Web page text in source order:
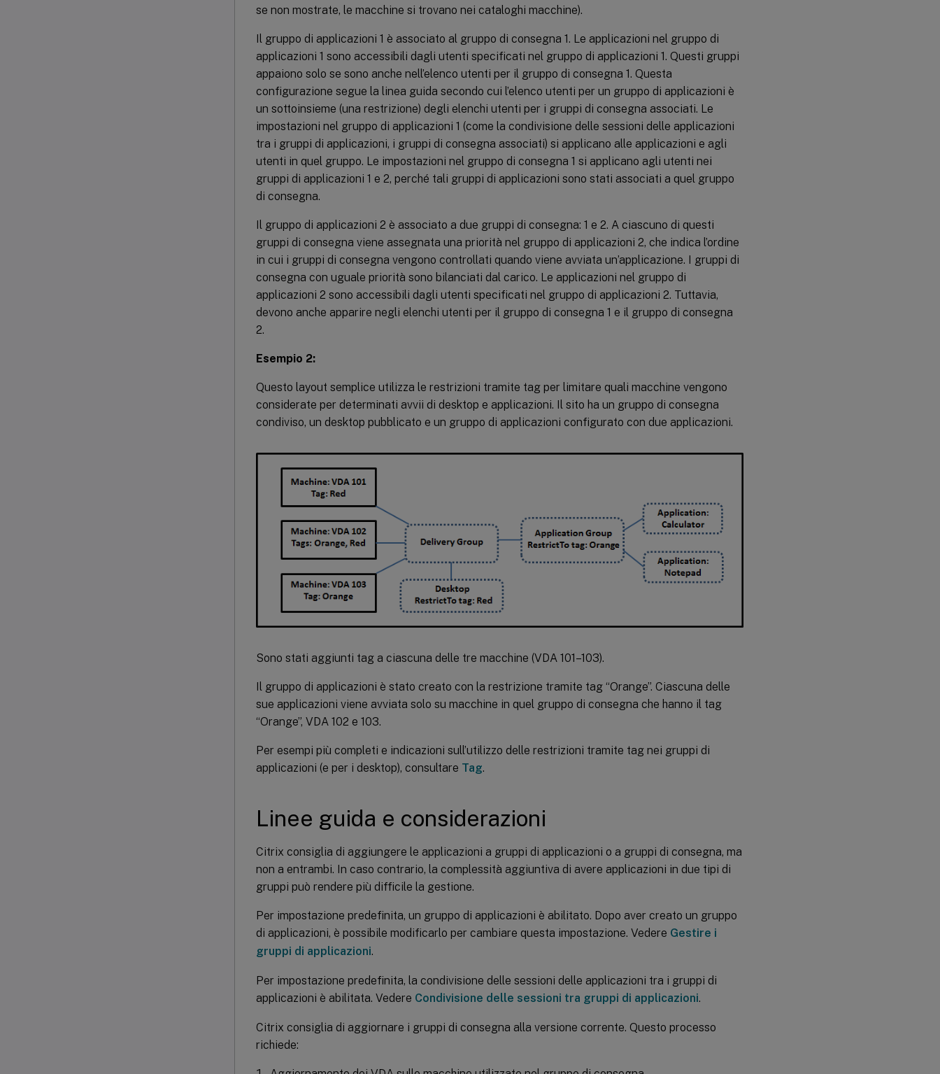
se non mostrate, le macchine si trovano nei cataloghi macchine).
Il gruppo di applicazioni 1 è associato al gruppo di consegna 1. Le applicazioni nel gruppo di
applicazioni 1 sono accessibili dagli utenti specificati nel gruppo di applicazioni 1. Questi gruppi
appaiono solo se sono anche nell’elenco utenti per il gruppo di consegna 1. Questa
configurazione segue la linea guida secondo cui l’elenco utenti per un gruppo di applicazioni è
un sottoinsieme (una restrizione) degli elenchi utenti per i gruppi di consegna associati. Le
impostazioni nel gruppo di applicazioni 1 (come la condivisione delle sessioni delle applicazioni
tra i gruppi di applicazioni, i gruppi di consegna associati) si applicano alle applicazioni e agli
utenti in quel gruppo. Le impostazioni nel gruppo di consegna 1 si applicano agli utenti nei
gruppi di applicazioni 1 e 2, perché tali gruppi di applicazioni sono stati associati a quel gruppo
di consegna.
Il gruppo di applicazioni 2 è associato a due gruppi di consegna: 1 e 2. A ciascuno di questi
gruppi di consegna viene assegnata una priorità nel gruppo di applicazioni 2, che indica l’ordine
in cui i gruppi di consegna vengono controllati quando viene avviata un’applicazione. I gruppi di
consegna con uguale priorità sono bilanciati dal carico. Le applicazioni nel gruppo di
applicazioni 2 sono accessibili dagli utenti specificati nel gruppo di applicazioni 2. Tuttavia,
devono anche apparire negli elenchi utenti per il gruppo di consegna 1 e il gruppo di consegna
2.
Esempio 2:
Questo layout semplice utilizza le restrizioni tramite tag per limitare quali macchine vengono
considerate per determinati avvii di desktop e applicazioni. Il sito ha un gruppo di consegna
condiviso, un desktop pubblicato e un gruppo di applicazioni configurato con due applicazioni.
Sono stati aggiunti tag a ciascuna delle tre macchine (VDA 101–103).
Il gruppo di applicazioni è stato creato con la restrizione tramite tag “Orange”. Ciascuna delle
sue applicazioni viene avviata solo su macchine in quel gruppo di consegna che hanno il tag
“Orange”, VDA 102 e 103.
Per esempi più completi e indicazioni sull’utilizzo delle restrizioni tramite tag nei gruppi di
applicazioni (e per i desktop), consultare Tag.
Linee guida e considerazioni
Citrix consiglia di aggiungere le applicazioni a gruppi di applicazioni o a gruppi di consegna, ma
non a entrambi. In caso contrario, la complessità aggiuntiva di avere applicazioni in due tipi di
gruppi può rendere più difficile la gestione.
Per impostazione predefinita, un gruppo di applicazioni è abilitato. Dopo aver creato un gruppo
di applicazioni, è possibile modificarlo per cambiare questa impostazione. Vedere Gestire i
gruppi di applicazioni.
Per impostazione predefinita, la condivisione delle sessioni delle applicazioni tra i gruppi di
applicazioni è abilitata. Vedere Condivisione delle sessioni tra gruppi di applicazioni.
Citrix consiglia di aggiornare i gruppi di consegna alla versione corrente. Questo processo
richiede: